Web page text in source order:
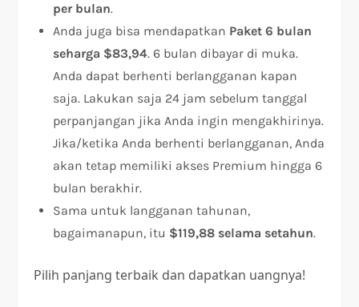
per bulan.
Anda juga bisa mendapatkan Paket 6 bulan
seharga $83,94. 6 bulan dibayar di muka.
Anda dapat berhenti berlangganan kapan
saja. Lakukan saja 24 jam sebelum tanggal
perpanjangan jika Anda ingin mengakhirinya.
Jika/ketika Anda berhenti berlangganan, Anda
akan tetap memiliki akses Premium hingga 6
bulan berakhir.
Sama untuk langganan tahunan,
bagaimanapun, itu $119,88 selama setahun.
Pilih panjang terbaik dan dapatkan uangnya!